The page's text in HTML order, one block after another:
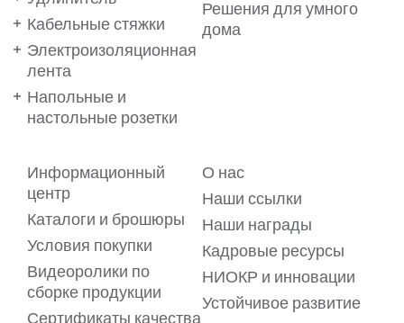
Кабельные стяжки
Электроизоляционная
лента
Напольные и
настольные розетки
Решения для умного
дома
Информационный
центр
Каталоги и брошюры
Условия покупки
Видеоролики по
сборке продукции
Сертификаты качества
О нас
Наши ссылки
Наши награды
Кадровые ресурсы
НИОКР и инновации
Устойчивое развитие
для нас!
Мы используем файлы cookie на нашем веб-сайте, чтобы
обеспечить вам максимальное удобство. Файлы cookie
позволяют предлагать вам услуги в виде
персонализированного контента, адаптированного к
вашим предпочтениям. Для получения подробной
информации ознакомьтесь с нашим
Пояснительным текстом о файлах cookie.